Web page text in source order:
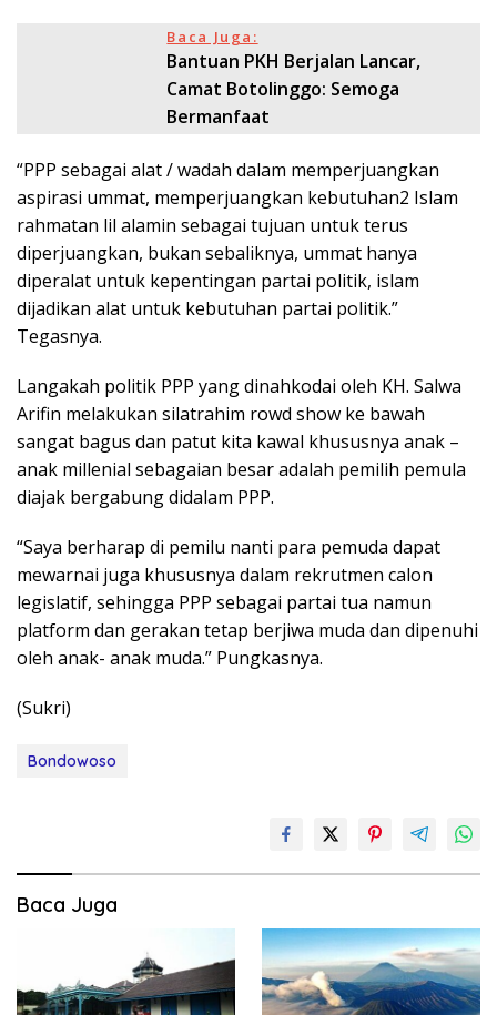
Baca Juga:
Bantuan PKH Berjalan Lancar,
Camat Botolinggo: Semoga
Bermanfaat
“PPP sebagai alat / wadah dalam memperjuangkan
aspirasi ummat, memperjuangkan kebutuhan2 Islam
rahmatan lil alamin sebagai tujuan untuk terus
diperjuangkan, bukan sebaliknya, ummat hanya
diperalat untuk kepentingan partai politik, islam
dijadikan alat untuk kebutuhan partai politik.”
Tegasnya.
Langakah politik PPP yang dinahkodai oleh KH. Salwa
Arifin melakukan silatrahim rowd show ke bawah
sangat bagus dan patut kita kawal khususnya anak –
anak millenial sebagaian besar adalah pemilih pemula
diajak bergabung didalam PPP.
“Saya berharap di pemilu nanti para pemuda dapat
mewarnai juga khususnya dalam rekrutmen calon
legislatif, sehingga PPP sebagai partai tua namun
platform dan gerakan tetap berjiwa muda dan dipenuhi
oleh anak- anak muda.” Pungkasnya.
(Sukri)
Bondowoso
Baca Juga